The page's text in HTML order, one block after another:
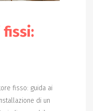
fisso: guida ai
di un